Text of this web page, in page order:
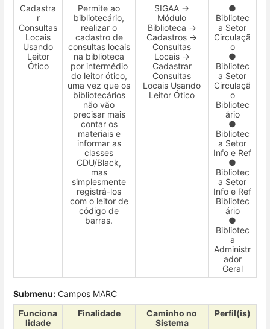
Cadastra
r
Consultas
Locais
Usando
Leitor
Ótico
Permite ao
bibliotecário,
realizar o
cadastro de
consultas locais
na biblioteca
por intermédio
do leitor ótico,
uma vez que os
bibliotecários
não vão
precisar mais
contar os
materiais e
informar as
classes
CDU/Black,
mas
simplesmente
registrá-los
com o leitor de
código de
barras.
SIGAA →
Módulo
Biblioteca →
Cadastros →
Consultas
Locais →
Cadastrar
Consultas
Locais Usando
Leitor Ótico
●
Bibliotec
a Setor
Circulaçã
o
●
Bibliotec
a Setor
Circulaçã
o
Bibliotec
ário
●
Bibliotec
a Setor
Info e Ref
●
Bibliotec
a Setor
Info e Ref
Bibliotec
ário
●
Bibliotec
a
Administr
ador
Geral
Submenu: Campos MARC
Funciona
lidade
Finalidade
Caminho no
Sistema
Perfil(is)